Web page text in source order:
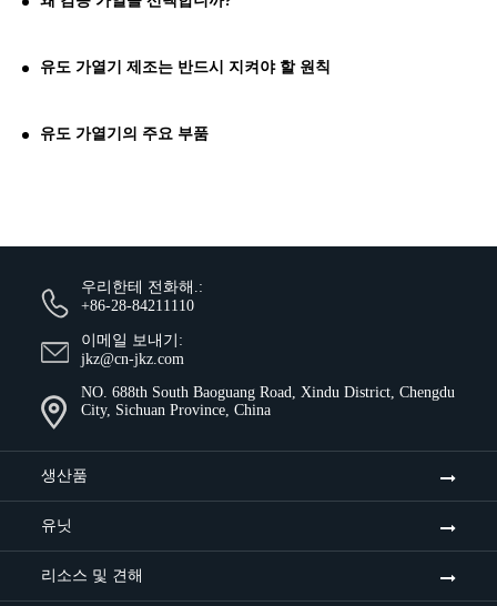
유도 가열기 제조는 반드시 지켜야 할 원칙
유도 가열기의 주요 부품
우리한테 전화해.:
+86-28-84211110
이메일 보내기:
jkz@cn-jkz.com
NO. 688th South Baoguang Road, Xindu District, Chengdu
City, Sichuan Province, China
생산품
유닛
리소스 및 견해